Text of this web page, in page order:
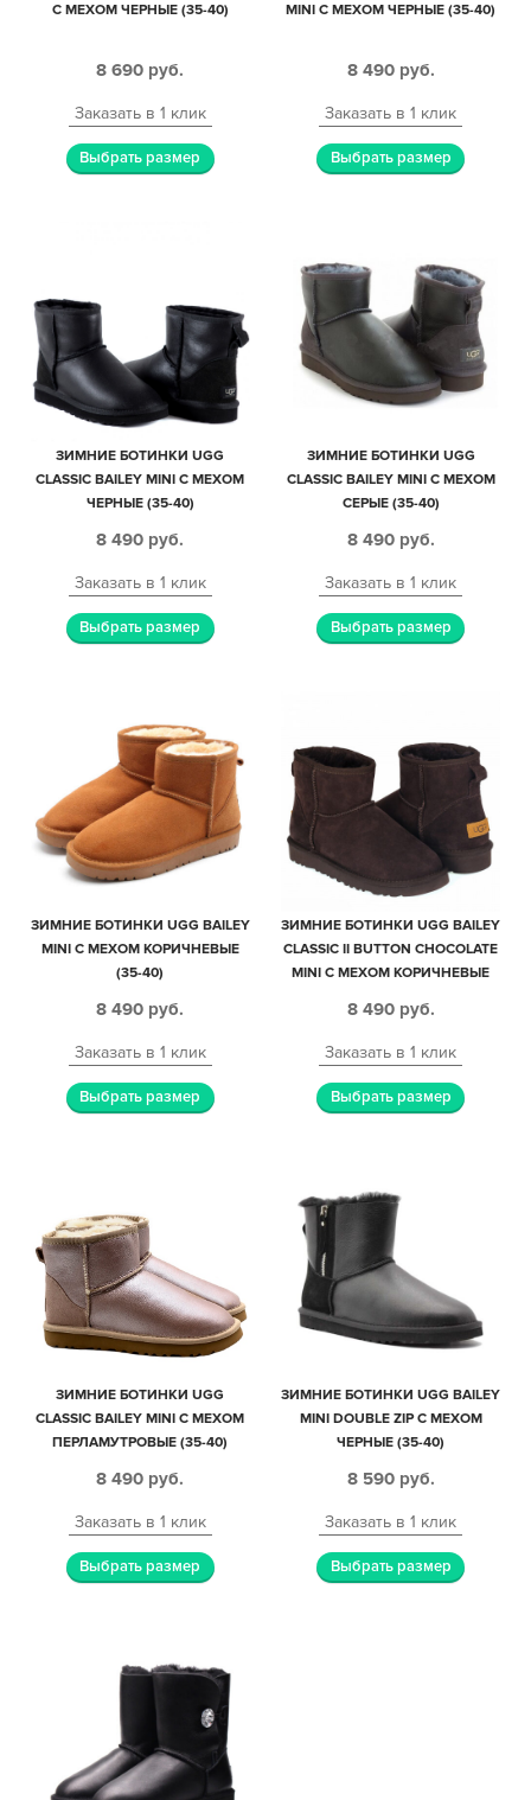
С МЕХОМ ЧЕРНЫЕ (35-40)
8 690 руб.
Заказать в 1 клик
Выбрать размер
MINI С МЕХОМ ЧЕРНЫЕ (35-40)
8 490 руб.
Заказать в 1 клик
Выбрать размер
ЗИМНИЕ БОТИНКИ UGG
CLASSIC BAILEY MINI С МЕХОМ
ЧЕРНЫЕ (35-40)
8 490 руб.
Заказать в 1 клик
Выбрать размер
ЗИМНИЕ БОТИНКИ UGG
CLASSIC BAILEY MINI С МЕХОМ
СЕРЫЕ (35-40)
8 490 руб.
Заказать в 1 клик
Выбрать размер
ЗИМНИЕ БОТИНКИ UGG BAILEY
MINI С МЕХОМ КОРИЧНЕВЫЕ
(35-40)
8 490 руб.
Заказать в 1 клик
Выбрать размер
ЗИМНИЕ БОТИНКИ UGG BAILEY
CLASSIC II BUTTON CHOCOLATE
MINI С МЕХОМ КОРИЧНЕВЫЕ
8 490 руб.
Заказать в 1 клик
Выбрать размер
ЗИМНИЕ БОТИНКИ UGG
CLASSIC BAILEY MINI С МЕХОМ
ПЕРЛАМУТРОВЫЕ (35-40)
8 490 руб.
Заказать в 1 клик
Выбрать размер
ЗИМНИЕ БОТИНКИ UGG BAILEY
MINI DOUBLE ZIP С МЕХОМ
ЧЕРНЫЕ (35-40)
8 590 руб.
Заказать в 1 клик
Выбрать размер